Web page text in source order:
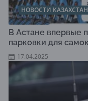
НОВОСТИ
В Астане впервые
парковки для
17.04.2025